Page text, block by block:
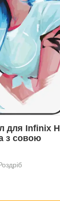
для Infinix
з совою